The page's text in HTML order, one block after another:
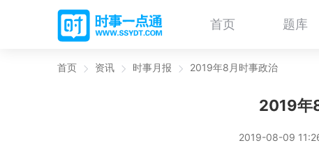
首页 题库
首页 资讯 时事月报 2019年8月时事政治
2019年
2019-08-09